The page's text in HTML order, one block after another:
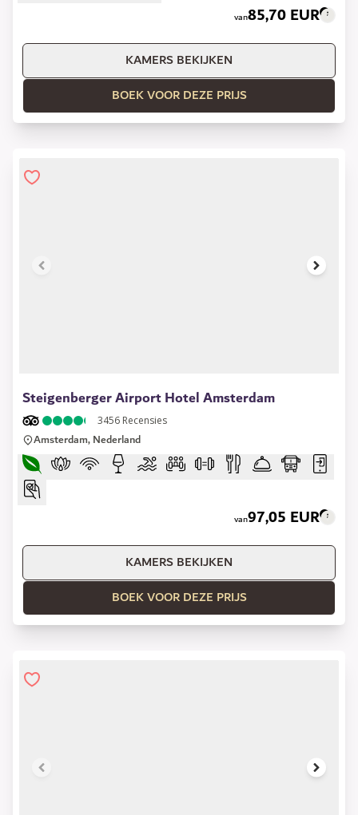
van85,70 EUR
KAMERS BEKIJKEN
BOEK VOOR DEZE PRIJS
Steigenberger Airport Hotel Amsterdam
3456 Recensies
Amsterdam, Nederland
van97,05 EUR
KAMERS BEKIJKEN
BOEK VOOR DEZE PRIJS